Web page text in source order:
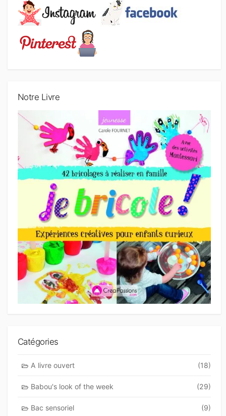
Notre Livre
Catégories
A livre ouvert (18)
Babou's look of the week (29)
Bac sensoriel (9)